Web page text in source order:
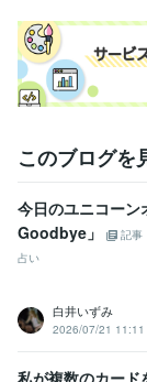
おかげさまで本年
皆様に感謝です(ㅅ
経験職種
営業 / 営業事務・
受賞歴
双子ちゃんを出産
ラ　シルバーラン
ランク帰って来ま
ココナラシルバー
メンタル心理カウ
上級心理カウンセ
タロットリーディ
このブログを
今日のユニコー
Goodbye」
記事
占い
白井いずみ
2026/07/21 11:11